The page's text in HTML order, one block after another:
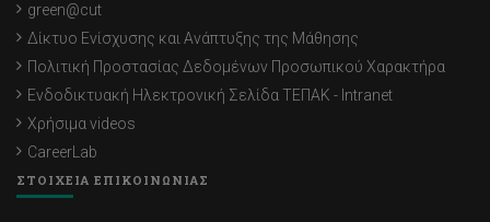
green@cut
Δίκτυο Ενίσχυσης και Ανάπτυξης της Μάθησης
Πολιτική Προστασίας Δεδομένων Προσωπικού Χαρακτήρα
Ενδοδικτυακή Ηλεκτρονική Σελίδα ΤΕΠΑΚ - Intranet
Χρήσιμα videos
CareerLab
ΣΤΟΙΧΕΙΑ ΕΠΙΚΟΙΝΩΝΙΑΣ